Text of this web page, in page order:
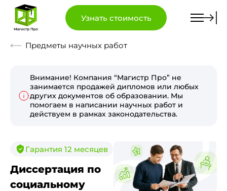
Узнать стоимость
Предметы научных работ
Внимание! Компания “Магистр Про” не
занимается продажей дипломов или любых
других документов об образовании. Мы
помогаем в написании научных работ и
действуем в рамках законодательства.
Гарантия 12 месяцев
Диссертация по
социальному